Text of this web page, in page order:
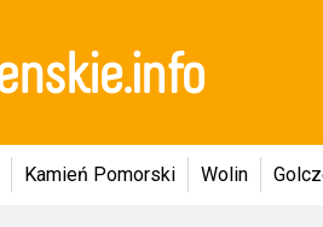
Kamień Pomorski Wolin